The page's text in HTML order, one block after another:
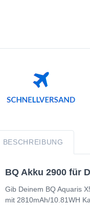
BESCHREIBUNG
BQ Akku 2900 für
Gib Deinem BQ Aquaris
mit 2810mAh/10.81WH